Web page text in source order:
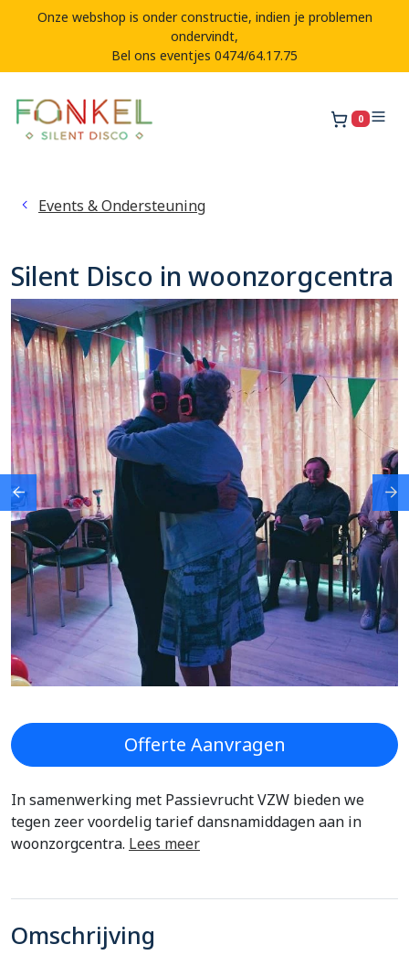
Onze webshop is onder constructie, indien je problemen
ondervindt,
Bel ons eventjes 0474/64.17.75
0
Events & Ondersteuning
Silent Disco in woonzorgcentra
Previous
Offerte Aanvragen
In samenwerking met Passievrucht VZW bieden we
tegen zeer voordelig tarief dansnamiddagen aan in
woonzorgcentra. Lees meer
Omschrijving